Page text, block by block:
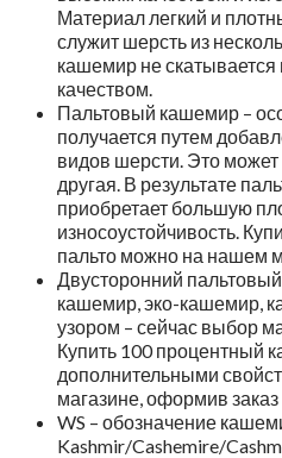
Материал легкий и
служит шерсть из
кашемир не
качеством.
Пальтовый кашемир –
получается путем
видов шерсти. Это
другая. В результате
приобретает большую
износоустойчивость.
пальто можно на нашем
Двусторонний
кашемир, эко-кашемир,
узором – сейчас выбор
Купить 100 процентный
дополнительными
магазине, оформив заказ
WS – обозначение
Kashmir/Cashemire/